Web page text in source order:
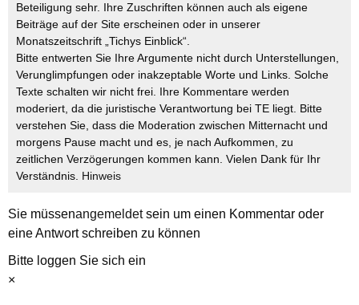
Beteiligung sehr. Ihre Zuschriften können auch als eigene
Beiträge auf der Site erscheinen oder in unserer
Monatszeitschrift „Tichys Einblick“.
Bitte entwerten Sie Ihre Argumente nicht durch Unterstellungen,
Verunglimpfungen oder inakzeptable Worte und Links. Solche
Texte schalten wir nicht frei. Ihre Kommentare werden
moderiert, da die juristische Verantwortung bei TE liegt. Bitte
verstehen Sie, dass die Moderation zwischen Mitternacht und
morgens Pause macht und es, je nach Aufkommen, zu
zeitlichen Verzögerungen kommen kann. Vielen Dank für Ihr
Verständnis. Hinweis
Sie müssenangemeldetsein um einen Kommentar oder
eine Antwort schreiben zu können
Bitte loggen Sie sich ein
×